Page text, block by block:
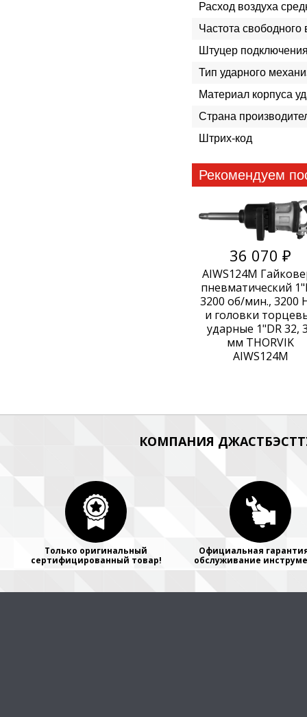
Расход воздуха
Частота
Штуцер
Тип ударного
Материал корпуса
Страна
Штрих-код
Рекомендуем
36 070 ₽
AIWS124M
пневматический
3200 об/мин., 3200
и головки
ударные 1"DR 32,
мм THORVIK
AIWS124M
КОМПАНИЯ
Только оригинальный
сертифицированный товар!
Официальная
обслуживание